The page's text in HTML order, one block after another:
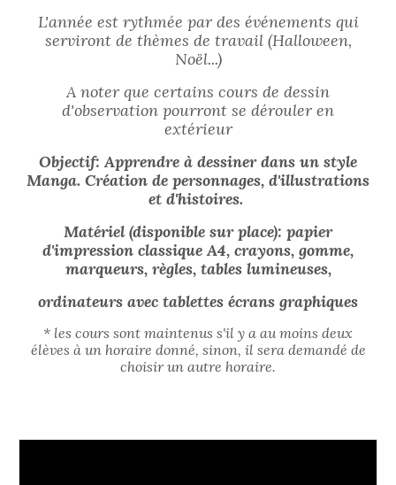
L'année est rythmée par des événements qui
serviront de thèmes de travail (Halloween,
Noël...)
A noter que certains cours de dessin
d'observation pourront se dérouler en
extérieur
Objectif: Apprendre à dessiner dans un style
Manga. Création de personnages, d'illustrations
et d'histoires.
Matériel (disponible sur place): papier
d'impression classique A4, crayons, gomme,
marqueurs, règles, tables lumineuses,
ordinateurs avec tablettes écrans graphiques
* les cours sont maintenus s'il y a au moins deux
élèves à un horaire donné, sinon, il sera demandé de
choisir un autre horaire.